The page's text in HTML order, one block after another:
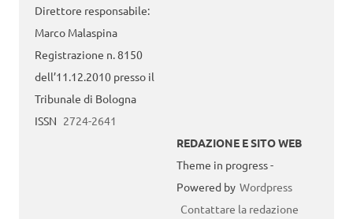
Direttore responsabile:
Marco Malaspina
Registrazione n. 8150
dell’11.12.2010 presso il
Tribunale di Bologna
ISSN 2724-2641
REDAZIONE E SITO WEB
Theme in progress -
Powered by Wordpress
Contattare la redazione